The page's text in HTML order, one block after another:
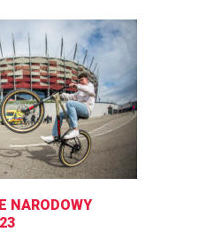
NARODOWY